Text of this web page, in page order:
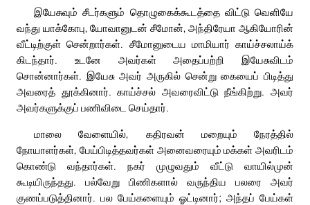
இயேசுவும் சீடர்களும் தொழுகைக்கூடத்தை விட்டு வெளியே
வந்து யாக்கோபு, யோவானுடன் சீமோன், அந்திரேயா ஆகியோரின்
வீட்டிற்குள் சென்றார்கள். சீமோனுடைய மாமியார் காய்ச்சலாய்க்
கிடந்தார். உடனே அவர்கள் அதைப்பற்றி இயேசுவிடம்
சொன்னார்கள். இயேசு அவர் அருகில் சென்று கையைப் பிடித்து
அவரைத் தூக்கினார். காய்ச்சல் அவரைவிட்டு நீங்கிற்று. அவர்
அவர்களுக்குப் பணிவிடை செய்தார்.
மாலை வேளையில், கதிரவன் மறையும் நேரத்தில்
நோயாளர்கள், பேய்பிடித்தவர்கள் அனைவரையும் மக்கள் அவரிடம்
கொண்டு வந்தார்கள். நகர் முழுவதும் வீட்டு வாயில்முன்
கூடியிருந்தது. பல்வேறு பிணிகளால் வருந்திய பலரை அவர்
குணப்படுத்தினார். பல பேய்களையும் ஓட்டினார்; அந்தப் பேய்கள்